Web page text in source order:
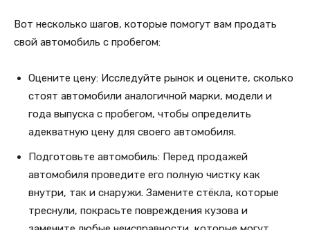
Вот несколько шагов, которые помогут вам продать
свой автомобиль с пробегом:
Оцените цену: Исследуйте рынок и оцените, сколько
стоят автомобили аналогичной марки, модели и
года выпуска с пробегом, чтобы определить
адекватную цену для своего автомобиля.
Подготовьте автомобиль: Перед продажей
автомобиля проведите его полную чистку как
внутри, так и снаружи. Замените стёкла, которые
треснули, покрасьте повреждения кузова и